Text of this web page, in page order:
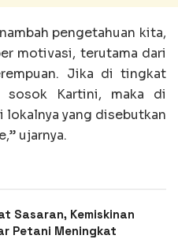
pengetahuan kita,
motivasi, terutama dari
Jika di tingkat
sosok Kartini, maka di
yang disebutkan
ujarnya.
Sasaran, Kemiskinan
Petani Meningkat